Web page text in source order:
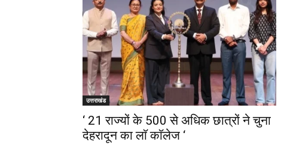
उत्तराखंड
‘ 21 राज्यों के 500 से अधिक छात्रों ने चुना
देहरादून का लाॅ काॅलेज ‘